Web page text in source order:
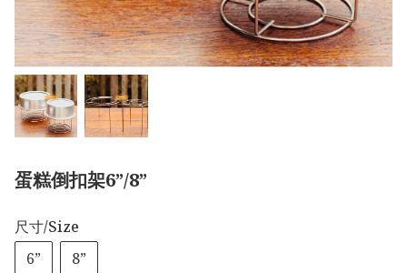
蛋糕倒扣架6”/8”
尺寸/Size
6”
8”